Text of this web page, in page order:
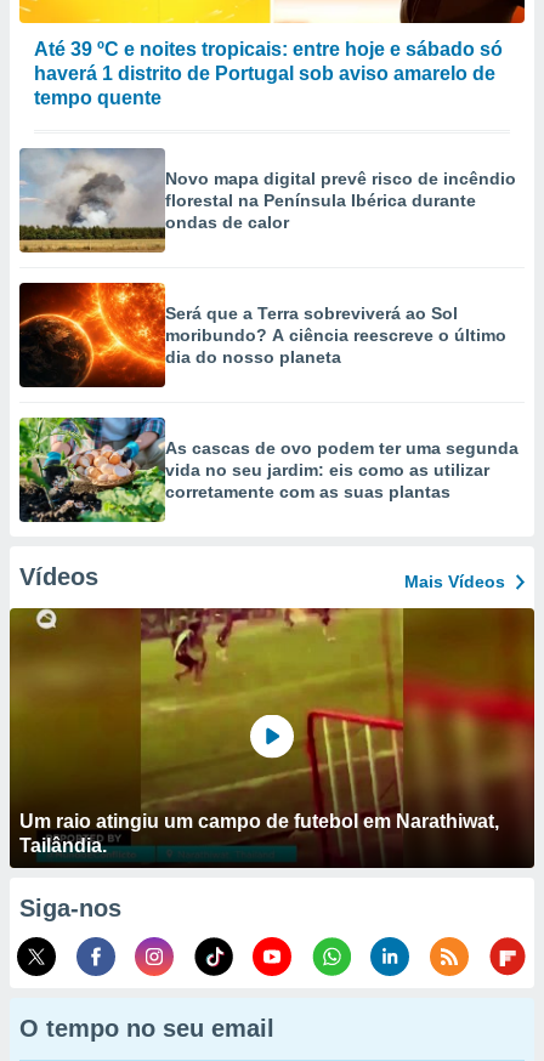
Até 39 ºC e noites tropicais: entre hoje e sábado só
haverá 1 distrito de Portugal sob aviso amarelo de
tempo quente
Novo mapa digital prevê risco de incêndio
florestal na Península Ibérica durante
ondas de calor
Será que a Terra sobreviverá ao Sol
moribundo? A ciência reescreve o último
dia do nosso planeta
As cascas de ovo podem ter uma segunda
vida no seu jardim: eis como as utilizar
corretamente com as suas plantas
Vídeos Mais Vídeos
Um raio atingiu um campo de futebol em Narathiwat,
Tailândia.
Siga-nos
O tempo no seu email